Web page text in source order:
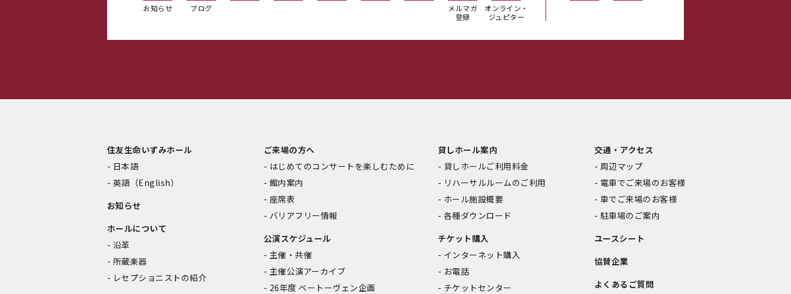
お知らせ ブログ
メルマガ
登録
オンライン・
ジュピター
住友生命いずみホール
日本語
英語（English）
お知らせ
ホールについて
沿革
所蔵楽器
レセプショニストの紹介
ご来場の方へ
はじめてのコンサートを楽しむために
館内案内
座席表
バリアフリー情報
公演スケジュール
主催・共催
主催公演アーカイブ
26年度 ベートーヴェン企画
貸しホール案内
貸しホールご利用料金
リハーサルルームのご利用
ホール施設概要
各種ダウンロード
チケット購入
インターネット購入
お電話
チケットセンター
交通・アクセス
周辺マップ
電車でご来場のお客様
車でご来場のお客様
駐車場のご案内
ユースシート
協賛企業
よくあるご質問